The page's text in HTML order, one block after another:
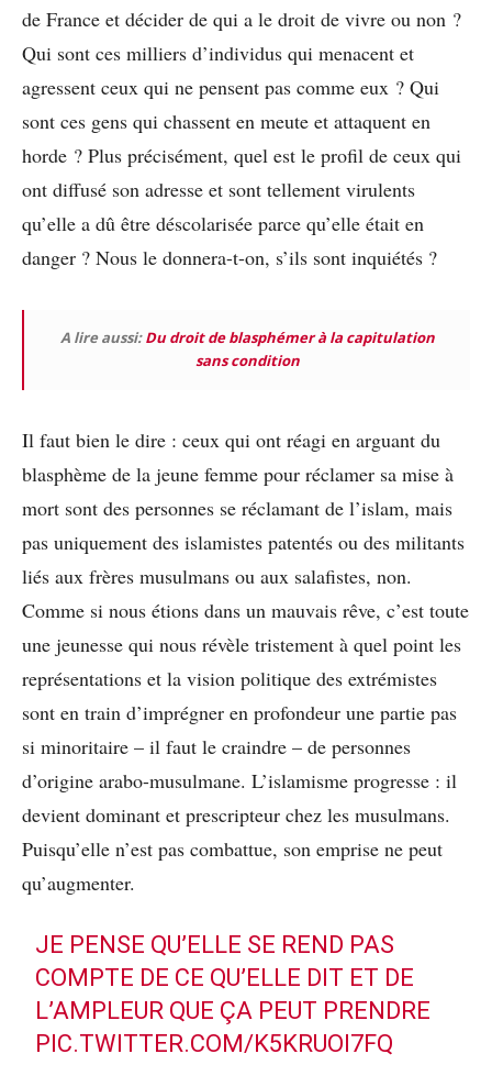
de France et décider de qui a le droit de vivre ou non ?
Qui sont ces milliers d’individus qui menacent et
agressent ceux qui ne pensent pas comme eux ? Qui
sont ces gens qui chassent en meute et attaquent en
horde ? Plus précisément, quel est le profil de ceux qui
ont diffusé son adresse et sont tellement virulents
qu’elle a dû être déscolarisée parce qu’elle était en
danger ? Nous le donnera-t-on, s’ils sont inquiétés ?
A lire aussi:Du droit de blasphémer à la capitulation
sans condition
Il faut bien le dire : ceux qui ont réagi en arguant du
blasphème de la jeune femme pour réclamer sa mise à
mort sont des personnes se réclamant de l’islam, mais
pas uniquement des islamistes patentés ou des militants
liés aux frères musulmans ou aux salafistes, non.
Comme si nous étions dans un mauvais rêve, c’est toute
une jeunesse qui nous révèle tristement à quel point les
représentations et la vision politique des extrémistes
sont en train d’imprégner en profondeur une partie pas
si minoritaire – il faut le craindre – de personnes
d’origine arabo-musulmane. L’islamisme progresse : il
devient dominant et prescripteur chez les musulmans.
Puisqu’elle n’est pas combattue, son emprise ne peut
qu’augmenter.
JE PENSE QU’ELLE SE REND PAS
COMPTE DE CE QU’ELLE DIT ET DE
L’AMPLEUR QUE ÇA PEUT PRENDRE
PIC.TWITTER.COM/K5KRUOI7FQ